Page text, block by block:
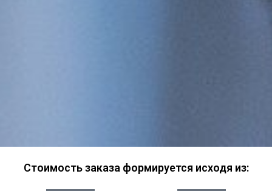
Стоимость заказа формируется исходя из: